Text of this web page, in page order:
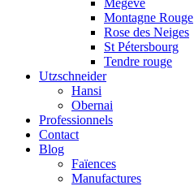
Montagne Rouge
Rose des Neiges
St Pétersbourg
Tendre rouge
Utzschneider
Hansi
Obernai
Professionnels
Contact
Blog
Faïences
Manufactures